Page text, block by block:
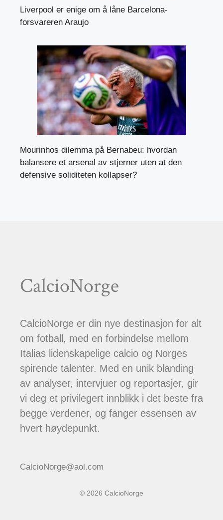
Liverpool er enige om å låne Barcelona-
forsvareren Araujo
Mourinhos dilemma på Bernabeu: hvordan
balansere et arsenal av stjerner uten at den
defensive soliditeten kollapser?
CalcioNorge
CalcioNorge er din nye destinasjon for alt
om fotball, med en forbindelse mellom
Italias lidenskapelige calcio og Norges
spirende talenter. Med en unik blanding
av analyser, intervjuer og reportasjer, gir
vi deg et privilegert innblikk i det beste fra
begge verdener, og fanger essensen av
hvert høydepunkt.
CalcioNorge@aol.com
© 2026 CalcioNorge